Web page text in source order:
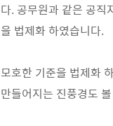
다. 공무원과 같은 공직
을 법제화 하였습니다.
모호한 기준을 법제화
만들어지는 진풍경도